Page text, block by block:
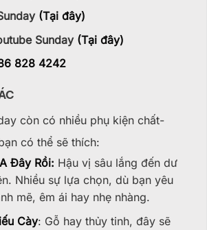
(Tại đây)
Sunday (Tại đây)
828 4242
còn có nhiều phụ kiện chất-
có thể sẽ thích:
Đây Rồi: Hậu vị sâu lắng đến dư
Nhiều sự lựa chọn, dù bạn yêu
mẽ, êm ái hay nhẹ nhàng.
Cày: Gỗ hay thủy tinh, đây sẽ